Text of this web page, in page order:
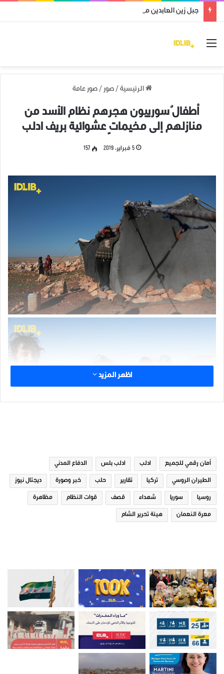
جبل زين العابدين محرر من قوات النظام وميليشياته
القائمة
الرئيسية / صور / صور عامة
أطفالٌ سورييون هجرهم نظام الأسد من
منازلهم إلى مخيماتٍ عشوائية بريف ادلب
5 فبراير، 2019 157
اظهر المزيد
أمان رقمي للجميع ادلب ادلب بلس الدفاع المدني
الطيران الروسي تركيا تقارير حلب خبر وصورة ديجتال نيوز
روسيا سوريا شهداء قصف قوات النظام مظاهرة
معرة النعمان هيئة تحرير الشام